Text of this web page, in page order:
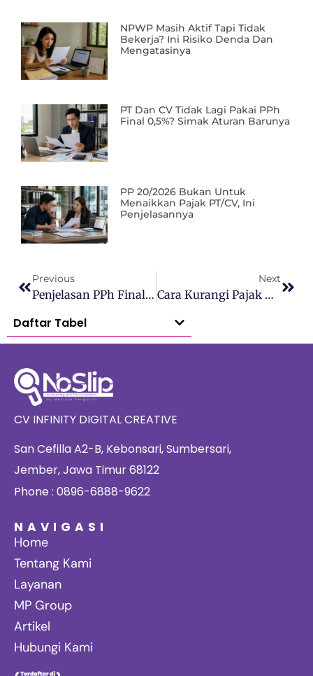
NPWP Masih Aktif Tapi Tidak
Bekerja? Ini Risiko Denda Dan
Mengatasinya
PT Dan CV Tidak Lagi Pakai PPh
Final 0,5%? Simak Aturan Barunya
PP 20/2026 Bukan Untuk
Menaikkan Pajak PT/CV, Ini
Penjelasannya
Previous
Penjelasan PPh Final Pajak CV Terbaru
Next
Cara Kurangi Pajak Wirausaha Dan Pekerja Lepas Yang Legal
Daftar Tabel
CV INFINITY DIGITAL CREATIVE
San Cefilla A2-B, Kebonsari, Sumbersari,
Jember, Jawa Timur 68122
Phone : 0896-6888-9622
NAVIGASI
Home
Tentang Kami
Layanan
MP Group
Artikel
Hubungi Kami